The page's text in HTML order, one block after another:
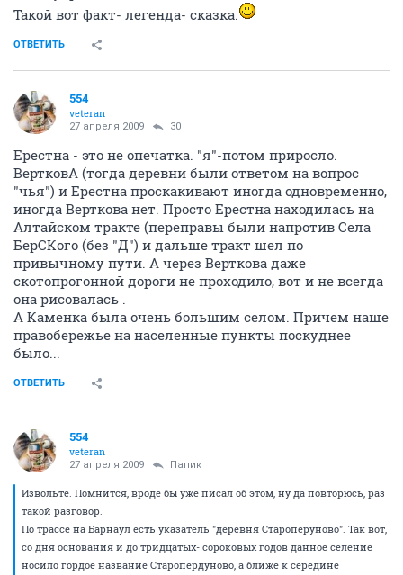
Такой вот факт- легенда- сказка.
ОТВЕТИТЬ
554
veteran
27 апреля 2009 30
Ерестна - это не опечатка. "я"-потом приросло.
ВертковА (тогда деревни были ответом на вопрос
"чья") и Ерестна проскакивают иногда одновременно,
иногда Верткова нет. Просто Ерестна находилась на
Алтайском тракте (переправы были напротив Села
БерСКого (без "Д") и дальше тракт шел по
привычному пути. А через Верткова даже
скотопрогонной дороги не проходило, вот и не всегда
она рисовалась .
А Каменка была очень большим селом. Причем наше
правобережье на населенные пункты поскуднее
было...
ОТВЕТИТЬ
554
veteran
27 апреля 2009 Папик
Извольте. Помнится, вроде бы уже писал об этом, ну да повторюсь, раз
такой разговор.
По трассе на Барнаул есть указатель "деревня Староперуново". Так вот,
со дня основания и до тридцатых- сороковых годов данное селение
носило гордое название Старопердуново, а ближе к середине